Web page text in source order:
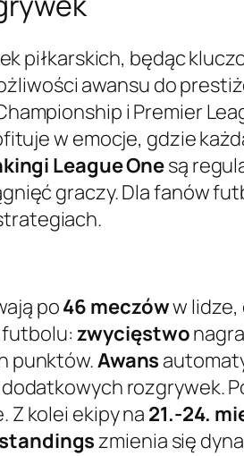
piłkarskich, będąc
awansu do
i Premier
w emocje, gdzie
League Onesą
graczy. Dla fanów
po46 meczóww lidze,
futbolu: zwycięstwo
punktów.Awans
rozgrywek.
kolei ekipy na 21.-24.
zmienia się